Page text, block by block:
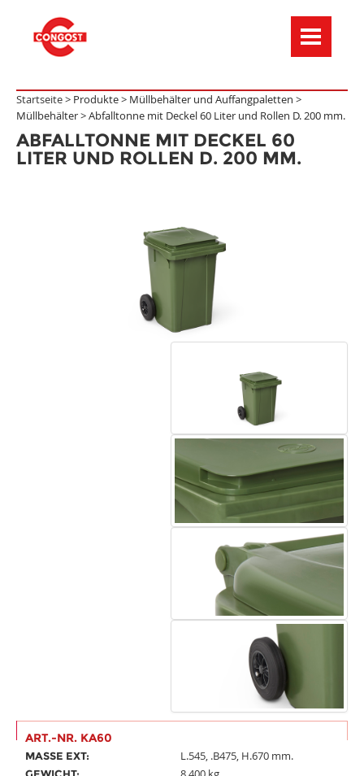
Startseite > Produkte> Müllbehälter und Auffangpaletten >
Müllbehälter>Abfalltonne mit Deckel 60 Liter und Rollen D. 200 mm.
ABFALLTONNE MIT DECKEL 60
LITER UND ROLLEN D. 200 MM.
ART.-NR. KA60
MASSE EXT: L.545, .B475, H.670 mm.